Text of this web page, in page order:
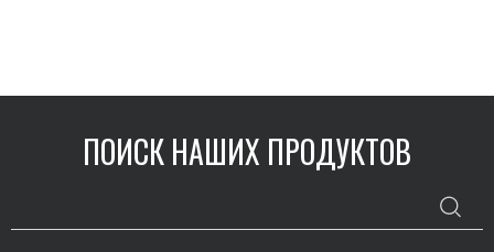
ПОИСК НАШИХ ПРОДУКТОВ